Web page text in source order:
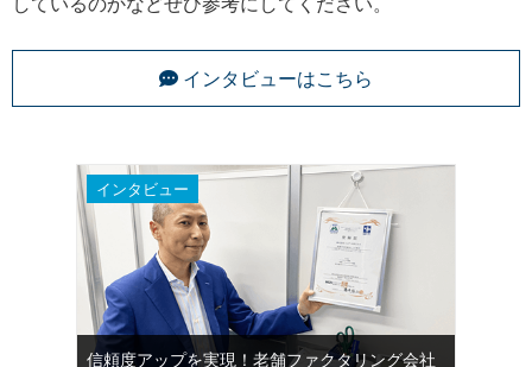
インタビューはこちら
インタビュー
信頼度アップを実現！老舗ファクタリング会社